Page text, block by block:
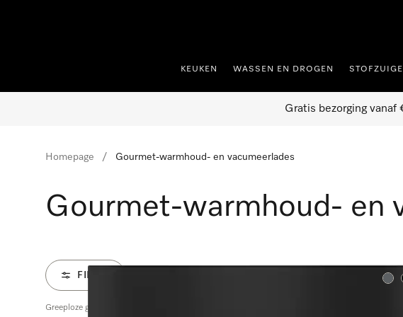
KEUKEN WASSEN EN DROGEN
Gratis bezorging
Homepage Gourmet-warmhoud- en vacumeerlades
Gourmet-warmhoud- en
FILTER
Greeploze gourmet-warmhoudlade 14 cm hoog